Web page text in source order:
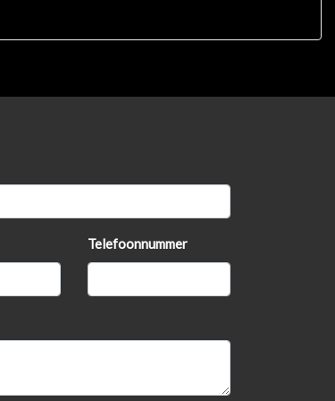
Telefoonnummer